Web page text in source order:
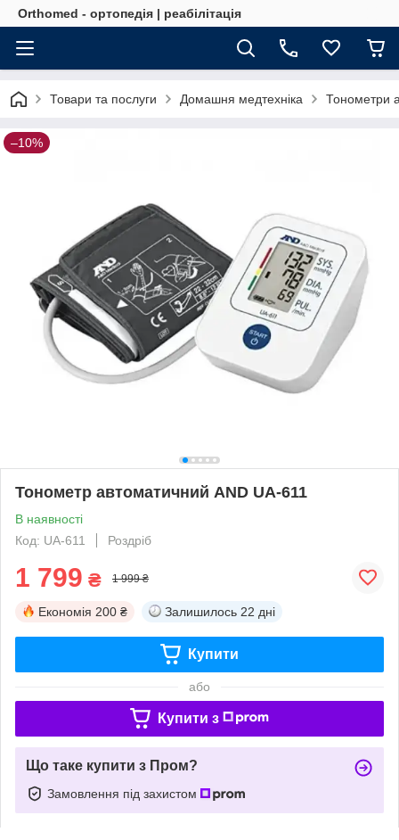
Orthomed - ортопедія | реабілітація
Товари та послуги Домашня медтехніка Тонометри
–10%
Тонометр автоматичний AND UA-611
В наявності
Код: UA-611
Роздріб
1 799 ₴ 1 999 ₴
Економія 200 ₴ Залишилось 22 дні
Купити
або
Купити з
Що таке купити з Пром?
Замовлення під захистом